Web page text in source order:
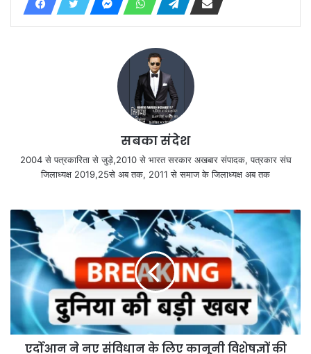
सबका संदेश
2004 से पत्रकारिता से जुड़े,2010 से भारत सरकार अखबार संपादक, पत्रकार संघ
जिलाध्यक्ष 2019,25से अब तक, 2011 से समाज के जिलाध्यक्ष अब तक
एर्दोआन ने नए संविधान के लिए कानूनी विशेषज्ञों की